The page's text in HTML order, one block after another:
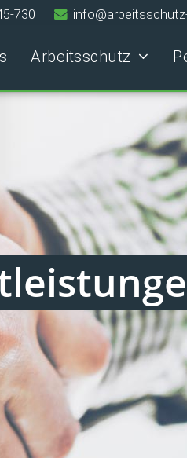
730
Arbeitsschutz
und